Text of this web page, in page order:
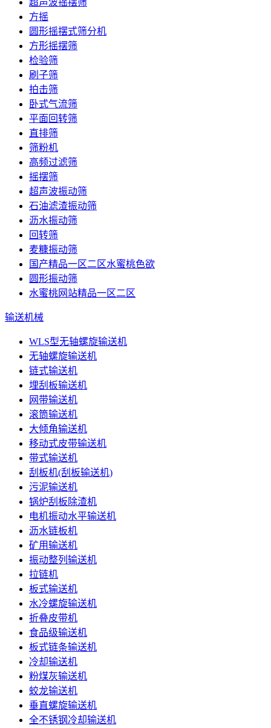
超声波摇摆筛
方摇
圆形摇摆式筛分机
方形摇摆筛
检验筛
刷子筛
拍击筛
卧式气流筛
平面回转筛
直排筛
筛粉机
高频过滤筛
摇摆筛
超声波振动筛
石油滤渣振动筛
沥水振动筛
回转筛
麦糠振动筛
国产精品一区二区水蜜桃色欲
圆形振动筛
水蜜桃网站精品一区二区
输送机械
WLS型无轴螺旋输送机
无轴螺旋输送机
链式输送机
埋刮板输送机
网带输送机
滚筒输送机
大倾角输送机
移动式皮带输送机
带式输送机
刮板机(刮板输送机)
污泥输送机
锅炉刮板除渣机
电机振动水平输送机
沥水链板机
矿用输送机
振动整列输送机
拉链机
板式输送机
水冷螺旋输送机
折叠皮带机
食品级输送机
板式链条输送机
冷却输送机
粉煤灰输送机
蛟龙输送机
垂直螺旋输送机
全不锈钢冷却输送机